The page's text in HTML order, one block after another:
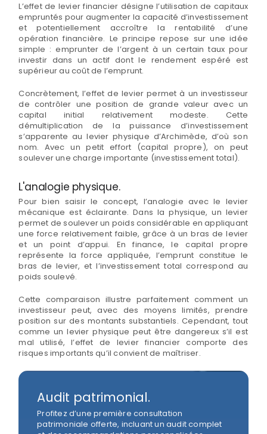
L’effet de levier financier désigne l’utilisation de capitaux
empruntés pour augmenter la capacité d’investissement
et potentiellement accroître la rentabilité d’une
opération financière. Le principe repose sur une idée
simple : emprunter de l’argent à un certain taux pour
investir dans un actif dont le rendement espéré est
supérieur au coût de l’emprunt.
Concrètement, l’effet de levier permet à un investisseur
de contrôler une position de grande valeur avec un
capital initial relativement modeste. Cette
démultiplication de la puissance d’investissement
s’apparente au levier physique d’Archimède, d’où son
nom. Avec un petit effort (capital propre), on peut
soulever une charge importante (investissement total).
L'analogie physique.
Pour bien saisir le concept, l’analogie avec le levier
mécanique est éclairante. Dans la physique, un levier
permet de soulever un poids considérable en appliquant
une force relativement faible, grâce à un bras de levier
et un point d’appui. En finance, le capital propre
représente la force appliquée, l’emprunt constitue le
bras de levier, et l’investissement total correspond au
poids soulevé.
Cette comparaison illustre parfaitement comment un
investisseur peut, avec des moyens limités, prendre
position sur des montants substantiels. Cependant, tout
comme un levier physique peut être dangereux s’il est
mal utilisé, l’effet de levier financier comporte des
risques importants qu’il convient de maîtriser.
Audit patrimonial.
Profitez d’une première consultation
patrimoniale offerte, incluant un audit complet